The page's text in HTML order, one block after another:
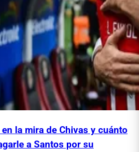
la mira de Chivas y cuánto
a Santos por su